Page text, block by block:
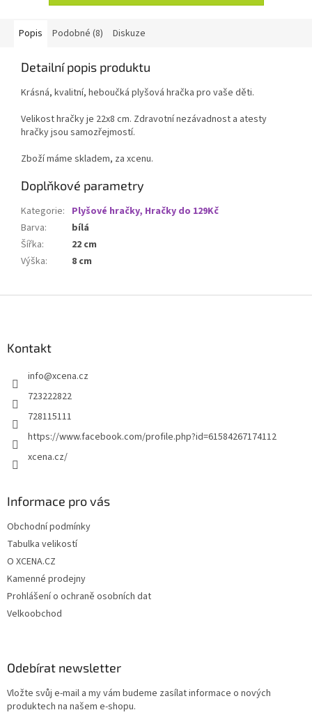
Popis Podobné (8) Diskuze
Detailní popis produktu
Krásná, kvalitní, heboučká plyšová hračka pro vaše děti.
Velikost hračky je 22x8 cm. Zdravotní nezávadnost a atesty
hračky jsou samozřejmostí.
Zboží máme skladem, za xcenu.
Doplňkové parametry
Kategorie: Plyšové hračky, Hračky do 129Kč
Barva:
bílá
Šířka:
22 cm
Výška: 8 cm
Kontakt
info@xcena.cz
723222822
728115111
https://www.facebook.com/profile.php?id=61584267174112
xcena.cz/
Informace pro vás
Obchodní podmínky
Tabulka velikostí
O XCENA.CZ
Kamenné prodejny
Prohlášení o ochraně osobních dat
Velkoobchod
Odebírat newsletter
Vložte svůj e-mail a my vám budeme zasílat informace o nových
produktech na našem e-shopu.